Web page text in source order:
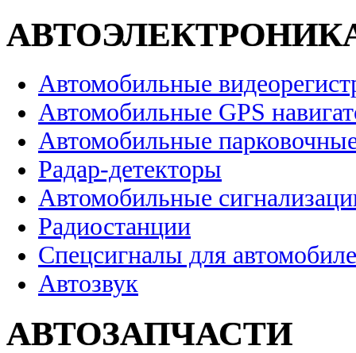
Автомобильные
Автомобильные GPS
Автомобильные
Радар-детекторы
Автомобильные
Радиостанции
Спецсигналы для
Автозвук
АВТОЗАПЧАСТИ